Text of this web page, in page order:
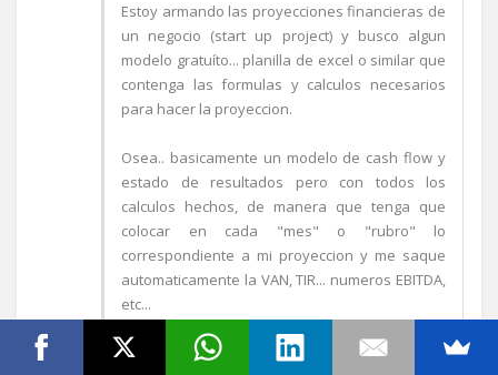
Estoy armando las proyecciones financieras de
un negocio (start up project) y busco algun
modelo gratuíto... planilla de excel o similar que
contenga las formulas y calculos necesarios
para hacer la proyeccion.
Osea.. basicamente un modelo de cash flow y
estado de resultados pero con todos los
calculos hechos, de manera que tenga que
colocar en cada "mes" o "rubro" lo
correspondiente a mi proyeccion y me saque
automaticamente la VAN, TIR... numeros EBITDA,
etc...
Si alguien conoce o sabe estaré mas que